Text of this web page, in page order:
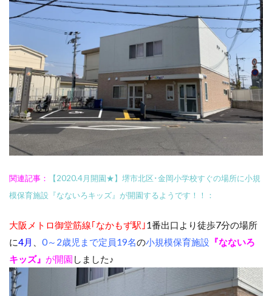
関連記事：
【2020.4月開園★】堺市北区･金岡小学校すぐの場所に小規
模保育施設『なないろキッズ』が開園するようです！！：
大阪メトロ御堂筋線｢なかもず駅｣1番出口より徒歩7分の場所
に4月 0～2歳児まで定員19名の小規模保育施設 『なないろ
キッズ』 が開園 しました♪